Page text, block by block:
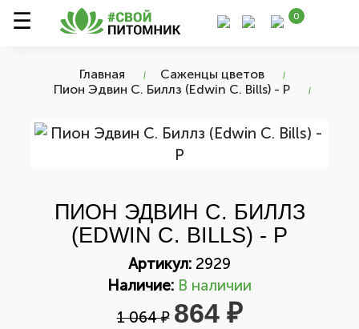
0
Главная
Саженцы цветов
Пион Эдвин С. Биллз (Edwin C. Bills) - Р
ПИОН ЭДВИН С. БИЛЛЗ
(EDWIN C. BILLS) - Р
Артикул: 2929
Наличие: В наличии
1 064 ₽ 864 ₽